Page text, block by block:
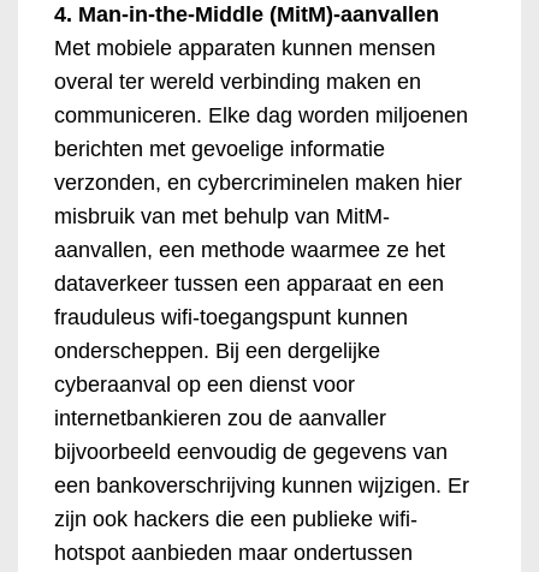
4. Man-in-the-Middle (MitM)-aanvallen
Met mobiele apparaten kunnen mensen
overal ter wereld verbinding maken en
communiceren. Elke dag worden miljoenen
berichten met gevoelige informatie
verzonden, en cybercriminelen maken hier
misbruik van met behulp van MitM-
aanvallen, een methode waarmee ze het
dataverkeer tussen een apparaat en een
frauduleus wifi-toegangspunt kunnen
onderscheppen. Bij een dergelijke
cyberaanval op een dienst voor
internetbankieren zou de aanvaller
bijvoorbeeld eenvoudig de gegevens van
een bankoverschrijving kunnen wijzigen. Er
zijn ook hackers die een publieke wifi-
hotspot aanbieden maar ondertussen